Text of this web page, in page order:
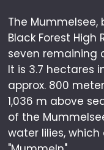
The
Black Forest
seven remaining
It is 3.7 hectares
approx. 800
1,036 m above
of the
water lilies,